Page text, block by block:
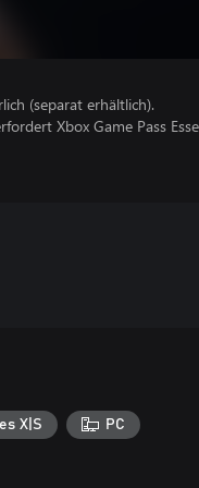
(separat erhältlich).
Xbox Game Pass
X|S PC